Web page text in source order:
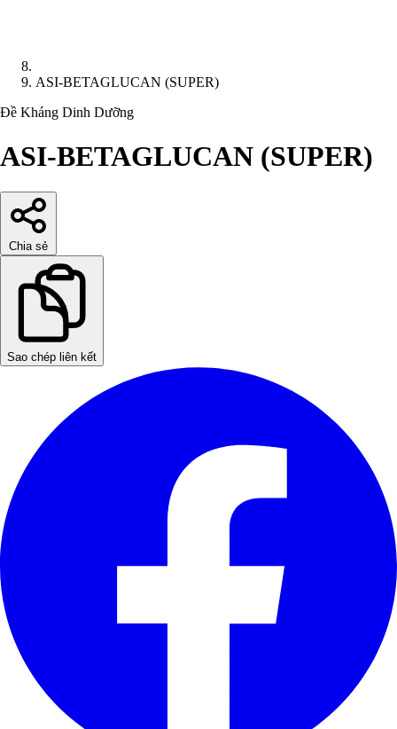
ASI-BETAGLUCAN (SUPER)
Đề Kháng Dinh Dưỡng
ASI-BETAGLUCAN (SUPER)
Chia sẻ
Sao chép liên kết